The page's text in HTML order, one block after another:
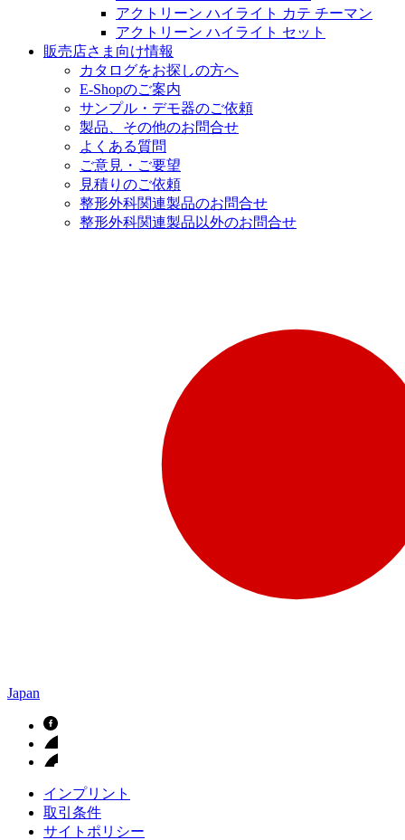
アクトリーン ハイライト カテ チーマン
アクトリーン ハイライト セット
販売店さま向け情報
カタログをお探しの方へ
E-Shopのご案内
サンプル・デモ器のご依頼
製品、その他のお問合せ
よくある質問
ご意見・ご要望
見積りのご依頼
整形外科関連製品のお問合せ
整形外科関連製品以外のお問合せ
Japan
インプリント
取引条件
サイトポリシー